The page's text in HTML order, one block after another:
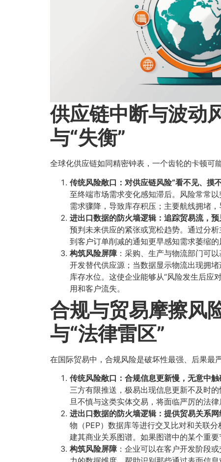
供应链中断与波动
与“失衡”​
全球化供应链如同精密钟表，一个齿轮的卡顿可
传统风险敞口：对供应链风险“看不见、摸
至终端市场需求变化感知滞后。风险常常
需求骤降，导致库存积压；主要航线拥堵
进出口数据的防火墙逻辑：追踪贸易流，预
预判未来供应的紧张或宽松趋势。通过分
到客户订单削减的通知更早感知需求萎缩
构筑风险屏障 ：采购、生产与物流部门可
开发替代供应源；当数据显示物流出现拥
库存水位。这使企业能够从“风险发生后应
用和客户流失。
合规与贸易摩擦风
与“法律雷区”​
在国际贸易中，合规风险是破坏性最强、后果最
传统风险敞口：合规信息更新慢，无意中触
三方有限推送，极易出现信息更新不及时
旦不慎与这类实体交易，将面临严厉的法律
进出口数据的防火墙逻辑：提供贸易关系网
物（PEP）数据库等进行交叉比对和关联
建其商业关系图谱。如果图谱中的某个重
构筑风险屏障 ：企业可以在客户开发阶段